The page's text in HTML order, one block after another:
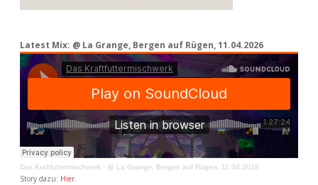
Latest Mix: @ La Grange, Bergen auf Rügen, 11.04.2026
Das Kraftfuttermischwerk · @ La Grange, Bergen auf Rügen, 11.04.2026
Story dazu: Hier.